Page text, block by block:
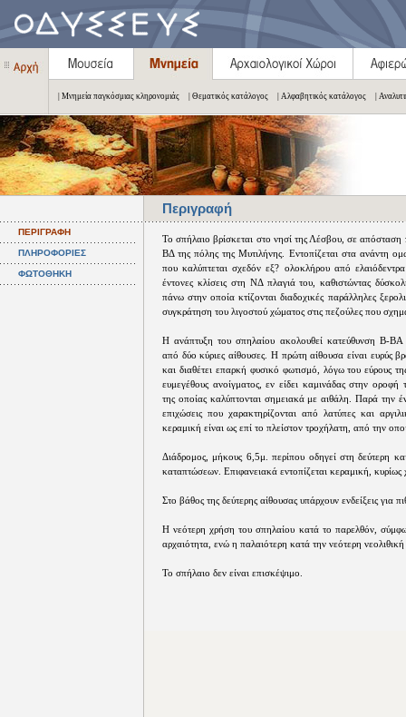
| Μνημεία παγκόσμιας κληρονομιάς | Θεματικός κατάλογος | Αλφαβητικός κατάλογος |
Περιγραφή
ΠΕΡΙΓΡΑΦΗ
ΠΛΗΡΟΦΟΡΙΕΣ
ΦΩΤΟΘΗΚΗ
Το σπήλαιο βρίσκεται στο νησί της Λέσβου, σε
ΒΔ της πόλης της Μυτιλήνης. Εντοπίζεται στα ανάντη
που καλύπτεται σχεδόν εξ? ολοκλήρου από
έντονες κλίσεις στη ΝΔ πλαγιά του, καθιστώντας
πάνω στην οποία κτίζονται διαδοχικές παράλληλες
συγκράτηση του λιγοστού χώματος στις πεζούλες που
Η ανάπτυξη του σπηλαίου ακολουθεί κατεύθυνση Β-ΒΑ
από δύο κύριες αίθουσες. Η πρώτη αίθουσα είναι ευρύς
και διαθέτει επαρκή φυσικό φωτισμό, λόγω του εύρους
ευμεγέθους ανοίγματος, εν είδει καμινάδας στην οροφή
της οποίας καλύπτονται σημειακά με αιθάλη. Παρά την
επιχώσεις που χαρακτηρίζονται από λατύπες και
κεραμική είναι ως επί το πλείστον τροχήλατη, από την
Διάδρομος, μήκους 6,5μ. περίπου οδηγεί στη δεύτερη
καταπτώσεων. Επιφανειακά εντοπίζεται κεραμική, κυρίως
Στο βάθος της δεύτερης αίθουσας υπάρχουν ενδείξεις για
Η νεότερη χρήση του σπηλαίου κατά το παρελθόν,
αρχαιότητα, ενώ η παλαιότερη κατά την νεότερη
Το σπήλαιο δεν είναι επισκέψιμο.